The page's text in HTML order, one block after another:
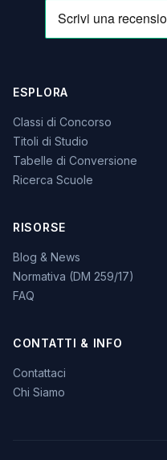
ESPLORA
Classi di Concorso
Titoli di Studio
Tabelle di Conversione
Ricerca Scuole
RISORSE
Blog & News
Normativa (DM 259/17)
FAQ
CONTATTI & INFO
Contattaci
Chi Siamo